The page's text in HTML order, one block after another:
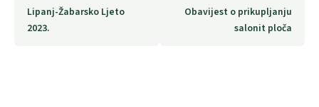
Lipanj-Žabarsko Ljeto
2023.
Obavijest o prikupljanju
salonit ploča